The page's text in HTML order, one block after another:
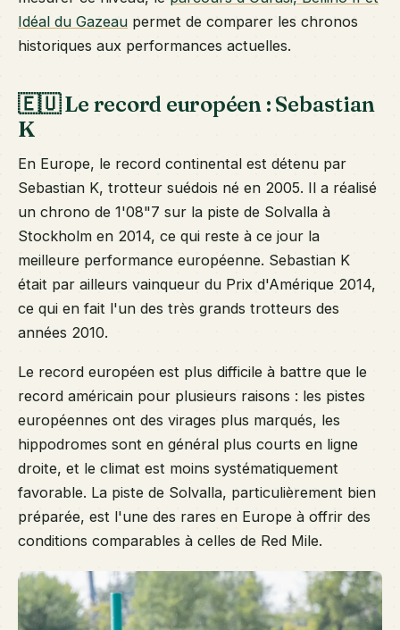
Idéal du Gazeau permet de comparer les chronos
historiques aux performances actuelles.
🇪🇺 Le record européen : Sebastian
K
En Europe, le record continental est détenu par
Sebastian K, trotteur suédois né en 2005. Il a réalisé
un chrono de 1'08"7 sur la piste de Solvalla à
Stockholm en 2014, ce qui reste à ce jour la
meilleure performance européenne. Sebastian K
était par ailleurs vainqueur du Prix d'Amérique 2014,
ce qui en fait l'un des très grands trotteurs des
années 2010.
Le record européen est plus difficile à battre que le
record américain pour plusieurs raisons : les pistes
européennes ont des virages plus marqués, les
hippodromes sont en général plus courts en ligne
droite, et le climat est moins systématiquement
favorable. La piste de Solvalla, particulièrement bien
préparée, est l'une des rares en Europe à offrir des
conditions comparables à celles de Red Mile.